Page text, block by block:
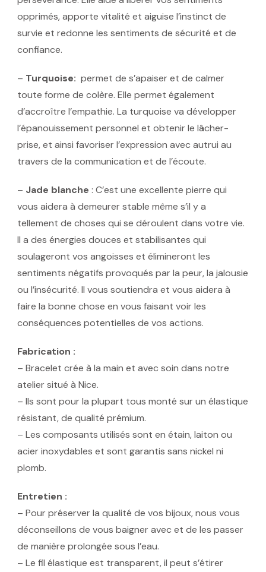
opprimés, apporte vitalité et aiguise l’instinct de
survie et redonne les sentiments de sécurité et de
confiance.
– Turquoise: permet de s’apaiser et de calmer
toute forme de colère. Elle permet également
d’accroître l’empathie. La turquoise va développer
l’épanouissement personnel et obtenir le lâcher-
prise, et ainsi favoriser l’expression avec autrui au
travers de la communication et de l’écoute.
– Jade blanche : C’est une excellente pierre qui
vous aidera à demeurer stable même s’il y a
tellement de choses qui se déroulent dans votre vie.
Il a des énergies douces et stabilisantes qui
soulageront vos angoisses et élimineront les
sentiments négatifs provoqués par la peur, la jalousie
ou l’insécurité. Il vous soutiendra et vous aidera à
faire la bonne chose en vous faisant voir les
conséquences potentielles de vos actions.
Fabrication :
– Bracelet crée à la main et avec soin dans notre
atelier situé à Nice.
– Ils sont pour la plupart tous monté sur un élastique
résistant, de qualité prémium.
– Les composants utilisés sont en étain, laiton ou
acier inoxydables et sont garantis sans nickel ni
plomb.
Entretien :
– Pour préserver la qualité de vos bijoux, nous vous
déconseillons de vous baigner avec et de les passer
de manière prolongée sous l’eau.
– Le fil élastique est transparent, il peut s’étirer